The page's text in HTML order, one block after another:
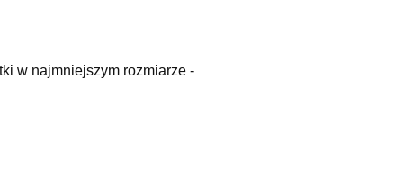
w najmniejszym rozmiarze -